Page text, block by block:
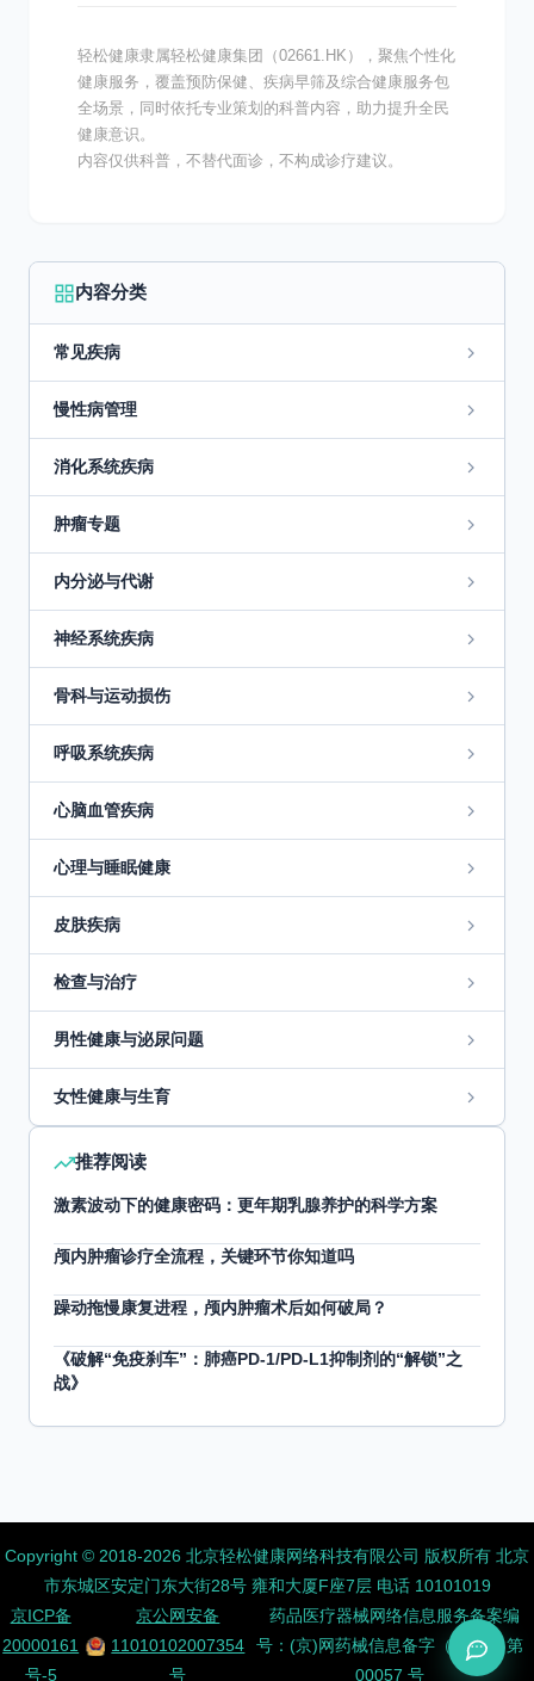
轻松健康隶属轻松健康集团（02661.HK），聚焦个性化
健康服务，覆盖预防保健、疾病早筛及综合健康服务包
全场景，同时依托专业策划的科普内容，助力提升全民
健康意识。
内容仅供科普，不替代面诊，不构成诊疗建议。
内容分类
常见疾病
慢性病管理
消化系统疾病
肿瘤专题
内分泌与代谢
神经系统疾病
骨科与运动损伤
呼吸系统疾病
心脑血管疾病
心理与睡眠健康
皮肤疾病
检查与治疗
男性健康与泌尿问题
女性健康与生育
推荐阅读
激素波动下的健康密码：更年期乳腺养护的科学方案
颅内肿瘤诊疗全流程，关键环节你知道吗
躁动拖慢康复进程，颅内肿瘤术后如何破局？
《破解“免疫刹车”：肺癌PD-1/PD-L1抑制剂的“解锁”之
战》
Copyright ©️ 2018-2026 北京轻松健康网络科技有限公司 版权所有 北京
市东城区安定门东大街28号 雍和大厦F座7层 电话 10101019
京ICP备
20000161
号-5
京公网安备
11010102007354
号
药品医疗器械网络信息服务备案编
号：(京)网药械信息备字（2026）第
00057 号